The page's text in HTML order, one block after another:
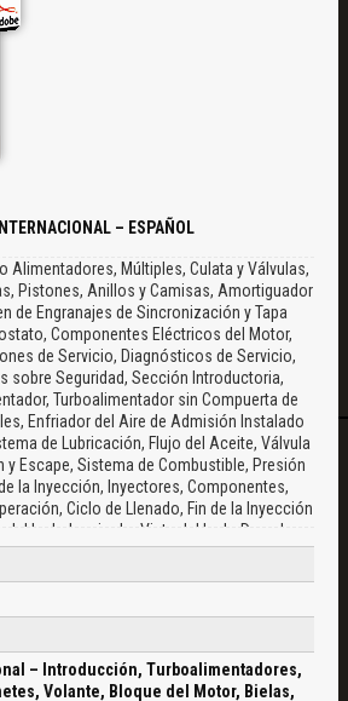
– ESPAÑOL
Alimentadores, Múltiples, Culata y Válvulas,
Pistones, Anillos y Camisas, Amortiguador
de Engranajes de Sincronización y Tapa
Componentes Eléctricos del Motor,
de Servicio, Diagnósticos de Servicio,
sobre Seguridad, Sección Introductoria,
Turboalimentador sin Compuerta de
Enfriador del Aire de Admisión Instalado
de Lubricación, Flujo del Aceite, Válvula
Escape, Sistema de Combustible, Presión
la Inyección, Inyectores, Componentes,
Ciclo de Llenado, Fin de la Inyección
Lado Izquierdo, Vista del Lado Derecho,
Retiro de las Tuberías de Aceite del
del Refrigerante, Retiro del Enfriador de
Tuberías del Turboalimentador
Especificaciones, Torques Especiales,
Revisión de la Rotación Libre, Revisión
Culata y Válvulas, Vista Esquemática,
Especiales, Procedimiento de Ajuste de
– Introducción, Turboalimentadores,
Volante, Bloque del Motor, Bielas,